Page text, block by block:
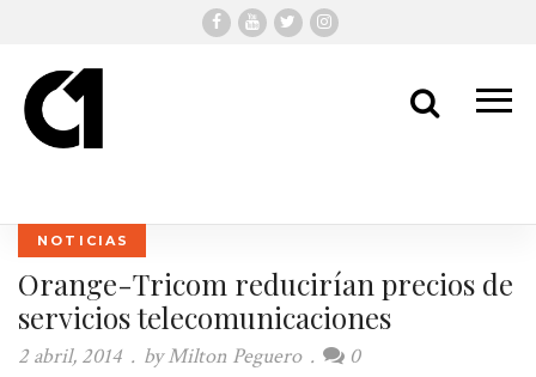
Search
NOTICIAS
Orange-Tricom reducirían precios de
servicios telecomunicaciones
2 abril, 2014 . byMilton Peguero . 0